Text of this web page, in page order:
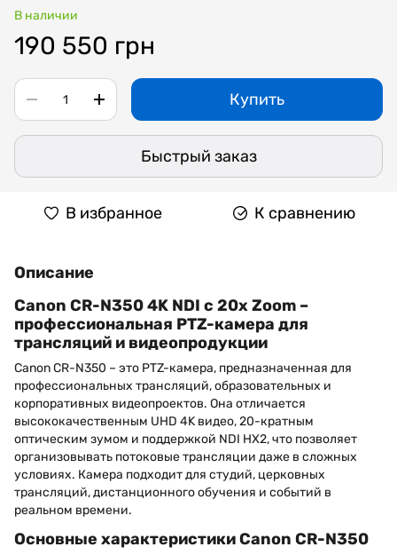
В наличии
190 550 грн
Купить
Быстрый заказ
В избранное К сравнению
Описание
Canon CR-N350 4K NDI с 20x Zoom –
профессиональная PTZ-камера для
трансляций и видеопродукции
Canon CR-N350 – это PTZ-камера, предназначенная для
профессиональных трансляций, образовательных и
корпоративных видеопроектов. Она отличается
высококачественным UHD 4K видео, 20-кратным
оптическим зумом и поддержкой NDI HX2, что позволяет
организовывать потоковые трансляции даже в сложных
условиях. Камера подходит для студий, церковных
трансляций, дистанционного обучения и событий в
реальном времени.
Основные характеристики Canon CR-N350